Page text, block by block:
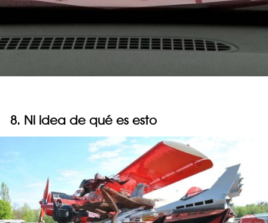
8. Ni idea de qué es esto